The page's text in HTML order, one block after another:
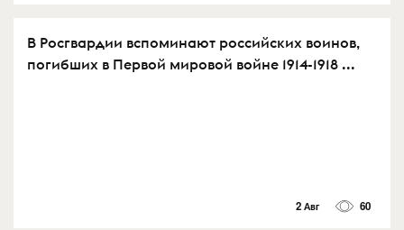
В Росгвардии вспоминают российских воинов,
погибших в Первой мировой войне 1914-1918 ...
2 Авг 60